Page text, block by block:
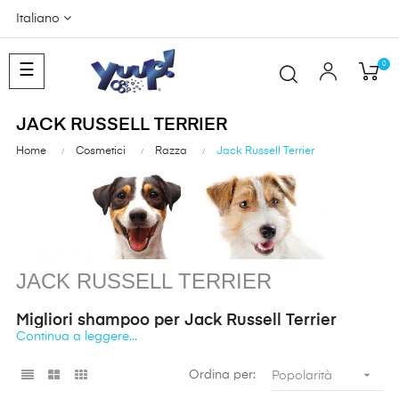
Italiano
navigazione
Toggle
☰ 0
JACK RUSSELL TERRIER
Home Cosmetici Razza Jack Russell Terrier
JACK RUSSELL TERRIER
Migliori shampoo per Jack Russell Terrier
Coraggioso, audace e giocherellone: il
sia la tipologia, merita tutta la tua attenzione per mantenersi
Continua a leggere...
Ordina per: Popolarità 